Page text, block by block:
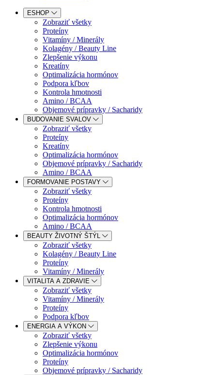
ESHOP
Zobraziť všetky
Proteíny
Vitamíny / Minerály
Kolagény / Beauty Line
Zlepšenie výkonu
Kreatíny
Optimalizácia hormónov
Podpora kľbov
Kontrola hmotnosti
Amino / BCAA
Objemové prípravky / Sacharidy
BUDOVANIE SVALOV
Zobraziť všetky
Proteíny
Kreatíny
Optimalizácia hormónov
Objemové prípravky / Sacharidy
Amino / BCAA
FORMOVANIE POSTAVY
Zobraziť všetky
Proteíny
Kontrola hmotnosti
Optimalizácia hormónov
Amino / BCAA
BEAUTY ŽIVOTNÝ ŠTÝL
Zobraziť všetky
Kolagény / Beauty Line
Proteíny
Vitamíny / Minerály
VITALITA A ZDRAVIE
Zobraziť všetky
Vitamíny / Minerály
Proteíny
Podpora kľbov
ENERGIA A VÝKON
Zobraziť všetky
Zlepšenie výkonu
Optimalizácia hormónov
Proteíny
Objemové prípravky / Sacharidy